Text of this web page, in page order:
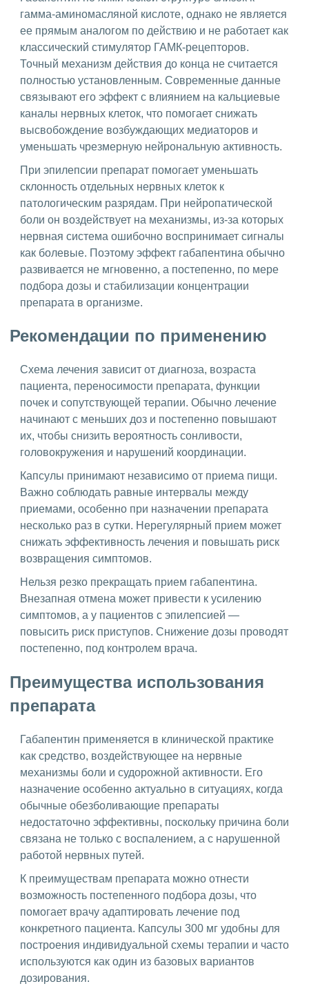
гамма-аминомасляной кислоте, однако не является
ее прямым аналогом по действию и не работает как
классический стимулятор ГАМК-рецепторов.
Точный механизм действия до конца не считается
полностью установленным. Современные данные
связывают его эффект с влиянием на кальциевые
каналы нервных клеток, что помогает снижать
высвобождение возбуждающих медиаторов и
уменьшать чрезмерную нейрональную активность.
При эпилепсии препарат помогает уменьшать
склонность отдельных нервных клеток к
патологическим разрядам. При нейропатической
боли он воздействует на механизмы, из-за которых
нервная система ошибочно воспринимает сигналы
как болевые. Поэтому эффект габапентина обычно
развивается не мгновенно, а постепенно, по мере
подбора дозы и стабилизации концентрации
препарата в организме.
Рекомендации по применению
Схема лечения зависит от диагноза, возраста
пациента, переносимости препарата, функции
почек и сопутствующей терапии. Обычно лечение
начинают с меньших доз и постепенно повышают
их, чтобы снизить вероятность сонливости,
головокружения и нарушений координации.
Капсулы принимают независимо от приема пищи.
Важно соблюдать равные интервалы между
приемами, особенно при назначении препарата
несколько раз в сутки. Нерегулярный прием может
снижать эффективность лечения и повышать риск
возвращения симптомов.
Нельзя резко прекращать прием габапентина.
Внезапная отмена может привести к усилению
симптомов, а у пациентов с эпилепсией —
повысить риск приступов. Снижение дозы проводят
постепенно, под контролем врача.
Преимущества использования
препарата
Габапентин применяется в клинической практике
как средство, воздействующее на нервные
механизмы боли и судорожной активности. Его
назначение особенно актуально в ситуациях, когда
обычные обезболивающие препараты
недостаточно эффективны, поскольку причина боли
связана не только с воспалением, а с нарушенной
работой нервных путей.
К преимуществам препарата можно отнести
возможность постепенного подбора дозы, что
помогает врачу адаптировать лечение под
конкретного пациента. Капсулы 300 мг удобны для
построения индивидуальной схемы терапии и часто
используются как один из базовых вариантов
дозирования.